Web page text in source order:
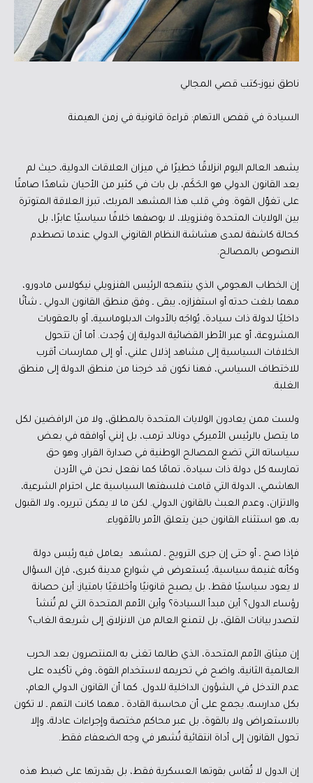
ناطق نيوز-كتب قصي المجالي
السيادة في قفص الاتهام: قراءة قانونية في زمن الهيمنة
يشهد العالم اليوم انزلاقًا خطيرًا في ميزان العلاقات الدولية، حيث لم
يعد القانون الدولي هو الحَكَم، بل بات في كثير من الأحيان شاهدًا صامتًا
على تغوّل القوة. وفي قلب هذا المشهد المربك، تبرز العلاقة المتوترة
بين الولايات المتحدة وفنزويلا، لا بوصفها خلافًا سياسيًا عابرًا، بل
كحالة كاشفة لمدى هشاشة النظام القانوني الدولي عندما تصطدم
النصوص بالمصالح.
إن الخطاب الهجومي الذي ينتهجه الرئيس الفنزويلي نيكولاس مادورو،
مهما بلغت حدته أو استفزازه، يبقى ـ وفق منطق القانون الدولي ـ شأنًا
داخليًا لدولة ذات سيادة، يُواجَه بالأدوات الدبلوماسية، أو بالعقوبات
المشروعة، أو عبر الأطر القضائية الدولية إن وُجدت. أما أن تتحول
الخلافات السياسية إلى مشاهد إذلال علني، أو إلى ممارسات أقرب
للاختطاف السياسي، فهنا نكون قد خرجنا من منطق الدولة إلى منطق
الغلبة.
ولست ممن يعادون الولايات المتحدة بالمطلق، ولا من الرافضين لكل
ما يتصل بالرئيس الأميركي دونالد ترمب، بل إنني أوافقه في بعض
سياساته التي تضع المصالح الوطنية في صدارة القرار، وهو حق
تمارسه كل دولة ذات سيادة، تمامًا كما نفعل نحن في الأردن
الهاشمي، الدولة التي قامت فلسفتها السياسية على احترام الشرعية،
والاتزان، وعدم العبث بالقانون الدولي. لكن ما لا يمكن تبريره، ولا القبول
به، هو استثناء القانون حين يتعلق الأمر بالأقوياء.
فإذا صح ـ أو حتى إن جرى الترويج ـ لمشهد يعامل فيه رئيس دولة
وكأنه غنيمة سياسية، يُستعرض في شوارع مدينة كبرى، فإن السؤال
لا يعود سياسيًا فقط، بل يصبح قانونيًا وأخلاقيًا بامتياز: أين حصانة
رؤساء الدول؟ أين مبدأ السيادة؟ وأين الأمم المتحدة التي لم تُنشأ
لتصدر بيانات القلق، بل لتمنع العالم من الانزلاق إلى شريعة الغاب؟
إن ميثاق الأمم المتحدة، الذي طالما تغنى به المنتصرون بعد الحرب
العالمية الثانية، واضح في تحريمه لاستخدام القوة، وفي تأكيده على
عدم التدخل في الشؤون الداخلية للدول. كما أن القانون الدولي العام،
بكل مدارسه، يجمع على أن محاسبة القادة ـ مهما كانت التهم ـ لا تكون
بالاستعراض ولا بالقوة، بل عبر محاكم مختصة وإجراءات عادلة، وإلا
تحول القانون إلى أداة انتقائية تُشهر في وجه الضعفاء فقط.
إن الدول لا تُقاس بقوتها العسكرية فقط، بل بقدرتها على ضبط هذه